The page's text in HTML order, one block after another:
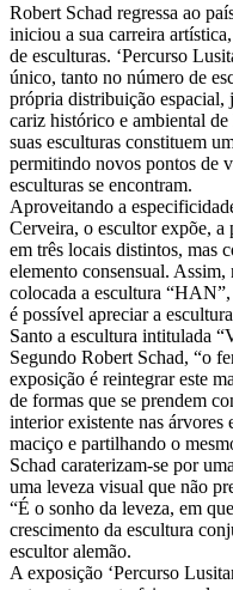
Robert Schad regressa ao
iniciou a sua carreira
de esculturas. ‘Percurso
único, tanto no número de
própria distribuição espacial,
cariz histórico e ambiental
suas esculturas constituem
permitindo novos pontos de
esculturas se encontram.
Aproveitando a
Cerveira, o escultor expõe, a
em três locais distintos, mas
elemento consensual.
colocada a escultura
é possível apreciar a
Santo a escultura intitulada
Segundo Robert Schad, “o
exposição é reintegrar este
de formas que se prendem
interior existente nas árvores
maciço e partilhando o
Schad caraterizam-se por
uma leveza visual que não
“É o sonho da leveza, em
crescimento da escultura
escultor alemão.
A exposição ‘Percurso